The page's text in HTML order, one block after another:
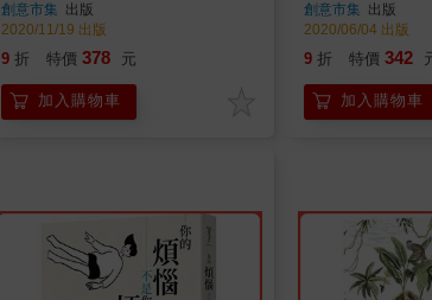
創意市集 出版
2020/11/19 出版
9 折 特價 378 元
加入購物車
創意市集 出版
2020/06/04 出版
9 折 特價 342
加入購物車